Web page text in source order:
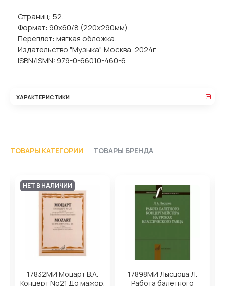
Страниц: 52.
Формат: 90х60/8 (220х290мм).
Переплет: мягкая обложка.
Издательство "Музыка", Москва, 2024г.
ISBN/ISMN: 979-0-66010-460-6
ХАРАКТЕРИСТИКИ
ТОВАРЫ КАТЕГОРИИ ТОВАРЫ БРЕНДА
НЕТ В НАЛИЧИИ
17832МИ Моцарт В.А.
Концерт No21 До мажор.
17898МИ Лысцова Л.
Работа балетного